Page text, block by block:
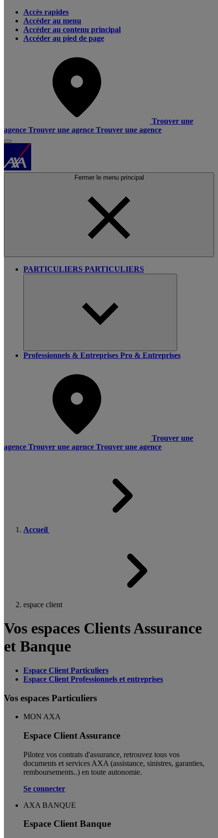
Accès rapides
Accéder au menu
Accéder au contenu principal
Accéder au pied de page
Trouver une
agence Trouver une agence Trouver une agence
Fermer le menu principal
PARTICULIERS PARTICULIERS
Professionnels & Entreprises Pro & Entreprises
Trouver une
agence Trouver une agence Trouver une agence
Accueil
espace client
Vos espaces Clients Assurance
et Banque
Espace Client Particuliers
Espace Client Professionnels et entreprises
Vos espaces Particuliers
MON AXA
Espace Client Assurance
Pilotez vos contrats d'assurance, retrouvez tous vos
documents et services AXA (assistance, sinistres, garanties,
remboursements..) en toute autonomie. ​
Se connecter
AXA BANQUE
Espace Client Banque